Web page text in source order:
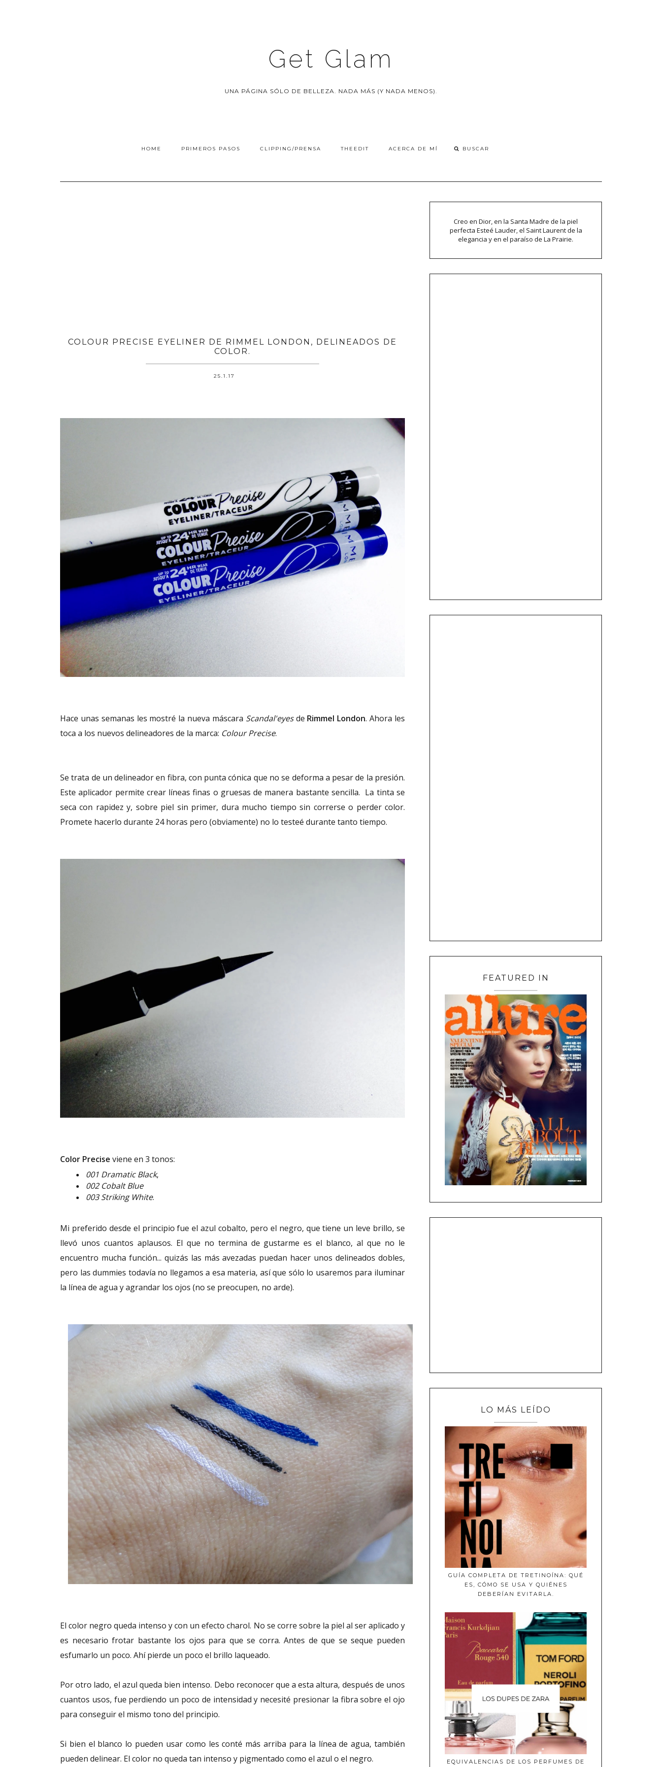
Get Glam
UNA PÁGINA SÓLO DE BELLEZA. NADA MÁS (Y NADA MENOS).
HOME PRIMEROS PASOS CLIPPING/PRENSA THEEDIT ACERCA DE MÍ
COLOUR PRECISE EYELINER DE RIMMEL LONDON, DELINEADOS DE
COLOR.
25.1.17
Hace unas semanas les mostré la nueva máscara Scandal'eyesde Rimmel London. Ahora les
toca a los nuevos delineadores de la marca: Colour Precise.
Se trata de un delineador en fibra, con punta cónica que no se deforma a pesar de la presión.
Este aplicador permite crear líneas finas o gruesas de manera bastante sencilla. La tinta se
seca con rapidez y, sobre piel sin primer, dura mucho tiempo sin correrse o perder color.
Promete hacerlo durante 24 horas pero (obviamente) no lo testeé durante tanto tiempo.
Color Precise viene en 3 tonos:
001 Dramatic Black,
002 Cobalt Blue
003 Striking White.
Mi preferido desde el principio fue el azul cobalto, pero el negro, que tiene un leve brillo, se
llevó unos cuantos aplausos. El que no termina de gustarme es el blanco, al que no le
encuentro mucha función... quizás las más avezadas puedan hacer unos delineados dobles,
pero las dummies todavía no llegamos a esa materia, así que sólo lo usaremos para iluminar
la línea de agua y agrandar los ojos (no se preocupen, no arde).
El color negro queda intenso y con un efecto charol. No se corre sobre la piel al ser aplicado y
es necesario frotar bastante los ojos para que se corra. Antes de que se seque pueden
esfumarlo un poco. Ahí pierde un poco el brillo laqueado.
Por otro lado, el azul queda bien intenso. Debo reconocer que a esta altura, después de unos
cuantos usos, fue perdiendo un poco de intensidad y necesité presionar la fibra sobre el ojo
para conseguir el mismo tono del principio.
Si bien el blanco lo pueden usar como les conté más arriba para la línea de agua, también
pueden delinear. El color no queda tan intenso y pigmentado como el azul o el negro.
Creo en Dior, en la Santa Madre de la piel
perfecta Esteé Lauder, el Saint Laurent de la
elegancia y en el paraíso de La Prairie.
FEATURED IN
LO MÁS LEÍDO
GUÍA COMPLETA DE TRETINOÍNA: QUÉ
ES, CÓMO SE USA Y QUIÉNES
DEBERÍAN EVITARLA.
EQUIVALENCIAS DE LOS PERFUMES DE